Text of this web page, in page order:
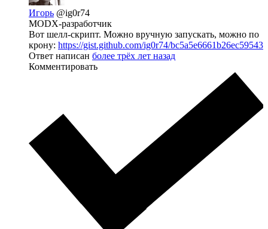
Игорь @ig0r74
MODX-разработчик
Вот шелл-скрипт. Можно вручную запускать, можно по
крону: https://gist.github.com/ig0r74/bc5a5e6661b26ec59543
Ответ написан более трёх лет назад
Комментировать